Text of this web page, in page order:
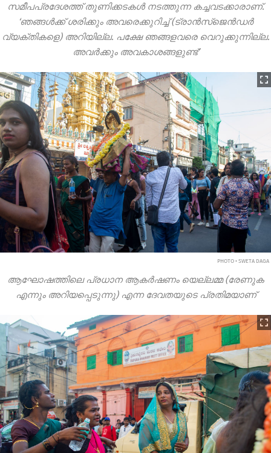
സമീപപ്രദേശത്ത് തുണിക്കടകൾ നടത്തുന്ന കച്ചവടക്കാരാണ്.
‘ഞങ്ങൾക്ക് ശരിക്കും അവരെക്കുറിച്ച് (ട്രാൻസ്‌ജെൻഡർ
വ്യക്തികളെ) അറിയില്ല. പക്ഷേ ഞങ്ങളവരെ വെറുക്കുന്നില്ല.
അവർക്കും അവകാശങ്ങളുണ്ട്’
PHOTO • SWETA DAGA
ആഘോഷത്തിലെ പ്രധാന ആകർഷണം യെല്ലമ്മ (രേണുക
എന്നും അറിയപ്പെടുന്നു) എന്ന ദേവതയുടെ പ്രതിമയാണ്